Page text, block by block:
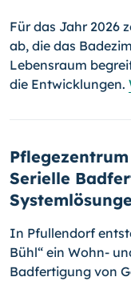
Für das Jahr 2026
ab, die das
Lebensraum
die Entwicklungen.
Serielle
In Pfullendorf
Bühl“ ein Wohn-
Badfertigung von